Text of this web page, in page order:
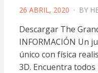
POSTED
26 ABRIL, 2020 BY
Descargar The
INFORMACIÓN Un
único con física
3D. Encuentra